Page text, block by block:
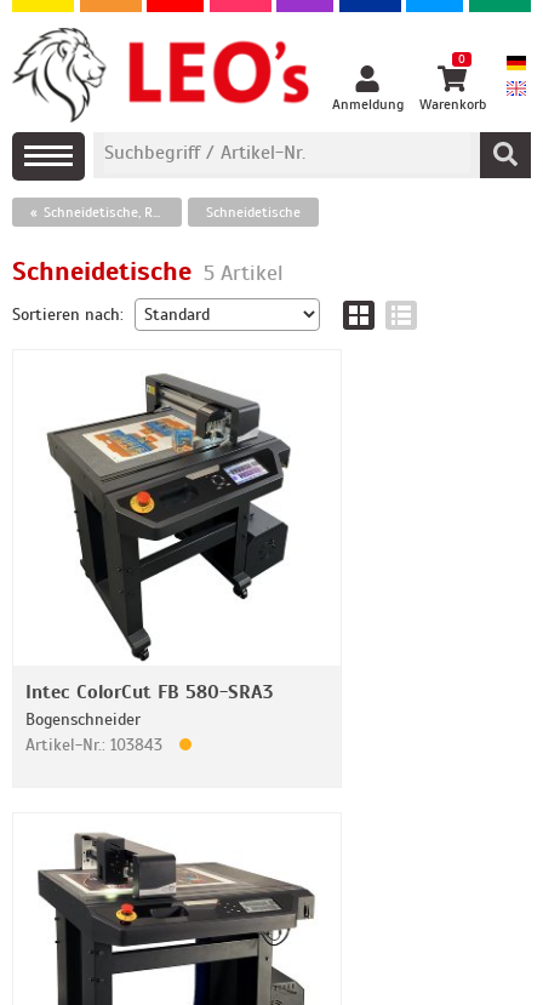
Anmeldung
0
Warenkorb
Schneidetische, Rollenschneider Schneidetische
Schneidetische 5 Artikel
Sortieren nach:
Intec ColorCut FB 580-SRA3
Bogenschneider
Artikel-Nr.: 103843